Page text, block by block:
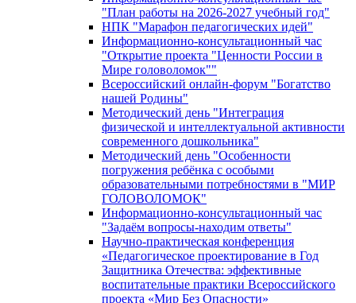
"План работы на 2026-2027 учебный год"
НПК "Марафон педагогических идей"
Информационно-консультационный час
"Открытие проекта "Ценности России в
Мире головоломок""
Всероссийский онлайн-форум "Богатство
нашей Родины"
Методический день "Интеграция
физической и интеллектуальной активности
современного дошкольника"
Методический день "Особенности
погружения ребёнка с особыми
образовательными потребностями в "МИР
ГОЛОВОЛОМОК"
Информационно-консультационный час
"Задаём вопросы-находим ответы"
Научно-практическая конференция
«Педагогическое проектирование в Год
Защитника Отечества: эффективные
воспитательные практики Всероссийского
проекта «Мир Без Опасности»